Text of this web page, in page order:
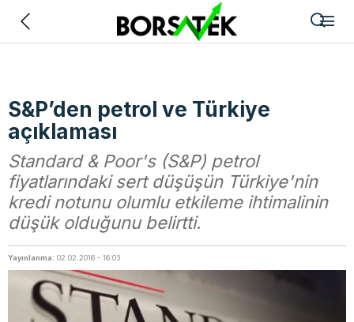
S&P’den petrol ve Türkiye
açıklaması
Standard & Poor's (S&P) petrol
fiyatlarındaki sert düşüşün Türkiye'nin
kredi notunu olumlu etkileme ihtimalinin
düşük olduğunu belirtti.
Yayınlanma: 02.02.2016 - 16:03